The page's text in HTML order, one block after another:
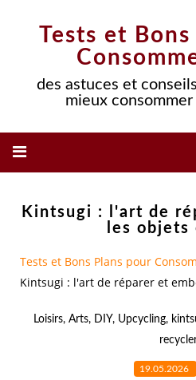
Tests et
des astuces et
mieux
Kintsugi : l'art de
les objets
Tests et Bons Plans pour
Kintsugi : l'art de réparer et
Loisirs, Arts, DIY, Upcycling,
19.05.2026